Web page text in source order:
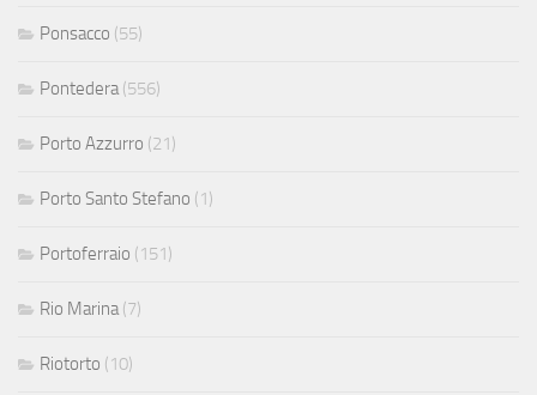
Ponsacco (55)
Pontedera (556)
Porto Azzurro (21)
Porto Santo Stefano (1)
Portoferraio (151)
Rio Marina (7)
Riotorto (10)